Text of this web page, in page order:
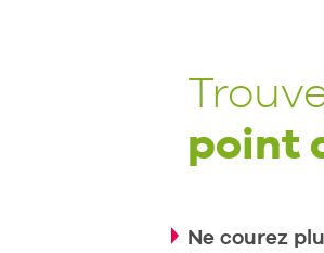
point
Ne courez